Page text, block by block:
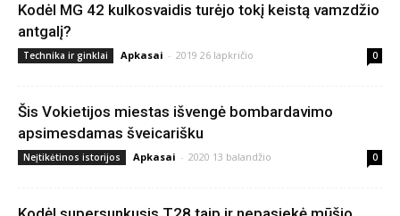
Kodėl MG 42 kulkosvaidis turėjo tokį keistą vamzdžio
antgalį?
Technika ir ginklai Apkasai - 2019 26 lapkričio 0
Šis Vokietijos miestas išvengė bombardavimo
apsimesdamas šveicarišku
Neįtikėtinos istorijos Apkasai - 2020 13 balandžio 0